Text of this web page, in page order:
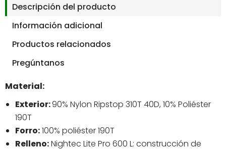
Descripción del producto
Información adicional
Productos relacionados
Pregúntanos
Material:
Exterior:90% Nylon Ripstop 310T 40D, 10% Poliéster
190T
Forro:100% poliéster 190T
Relleno:Nightec Lite Pro 600 L: construcción de